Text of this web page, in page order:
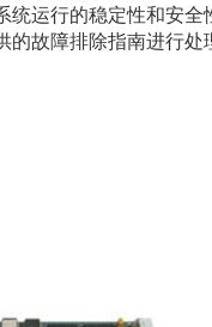
统运行的稳定性和安全
故障排除指南进行处